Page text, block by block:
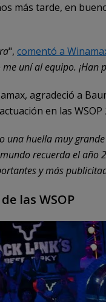
más tarde, en
", comentó a
uní al equipo. ¡Han
agradeció a
en las WSOP
una huella muy
recuerda el año
y más
las WSOP